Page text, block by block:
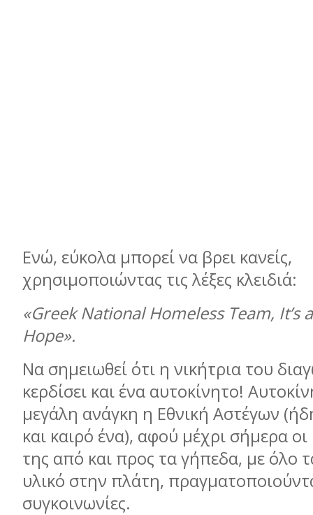
Ενώ, εύκολα μπορεί να βρει κανείς,
χρησιμοποιώντας τις λέξες κλειδιά:
«Greek National Homeless Team, It’s
Hope».
Να σημειωθεί ότι η νικήτρια του
κερδίσει και ένα αυτοκίνητο!
μεγάλη ανάγκη η Εθνική Αστέγων
και καιρό ένα), αφού μέχρι σήμερα οι
της από και προς τα γήπεδα, με όλο
υλικό στην πλάτη,
συγκοινωνίες.